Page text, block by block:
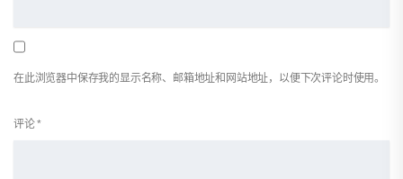
在此浏览器中保存我的显示名称、邮箱地址和网站地址，以便下次评论时使用。
评论*